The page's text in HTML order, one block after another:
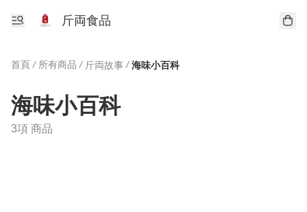
斤両食品
首頁 / 所有商品 / 斤両故事 / 海味小百科
海味小百科
3項 商品